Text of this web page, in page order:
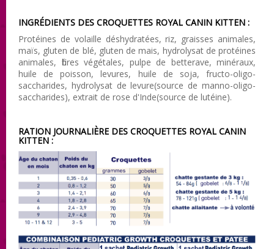
INGRÉDIENTS DES CROQUETTES ROYAL CANIN KITTEN :
Protéines de volaille déshydratées, riz, graisses animales,
maïs, gluten de blé, gluten de mais, hydrolysat de protéines
animales, fibres végétales, pulpe de betterave, minéraux,
huile de poisson, levures, huile de soja, fructo-oligo-
saccharides, hydrolysat de levure(source de manno-oligo-
saccharides), extrait de rose d'Inde(source de lutéine).
RATION JOURNALIÈRE DES CROQUETTES ROYAL CANIN
KITTEN :